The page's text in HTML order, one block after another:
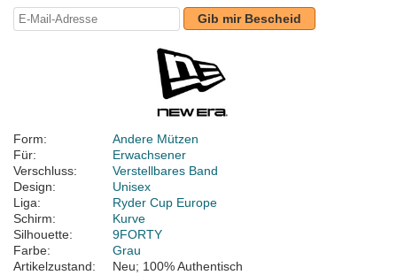
Gib mir Bescheid
Form:
Andere Mützen
Für:
Erwachsener
Verschluss:
Verstellbares Band
Design:
Unisex
Liga:
Ryder Cup Europe
Schirm:
Kurve
Silhouette:
9FORTY
Farbe:
Grau
Artikelzustand:
Neu; 100% Authentisch